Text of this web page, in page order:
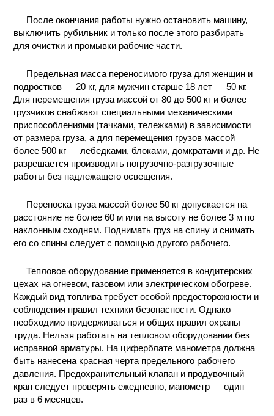
После окончания работы нужно остановить машину,
выключить рубильник и только после этого разбирать
для очистки и промывки рабочие части.
Предельная масса переносимого груза для женщин и
подростков — 20 кг, для мужчин старше 18 лет — 50 кг.
Для перемещения груза массой от 80 до 500 кг и более
грузчиков снабжают специальными механическими
приспособлениями (тачками, тележками) в зависимости
от размера груза, а для перемещения грузов массой
более 500 кг — лебедками, блоками, домкратами и др. Не
разрешается производить погрузочно-разгрузочные
работы без надлежащего освещения.
Переноска груза массой более 50 кг допускается на
расстояние не более 60 м или на высоту не более 3 м по
наклонным сходням. Поднимать груз на спину и снимать
его со спины следует с помощью другого рабочего.
Тепловое оборудование применяется в кондитерских
цехах на огневом, газовом или электрическом обогреве.
Каждый вид топлива требует особой предосторожности и
соблюдения правил техники безопасности. Однако
необходимо придерживаться и общих правил охраны
труда. Нельзя работать на тепловом оборудовании без
исправной арматуры. На циферблате манометра должна
быть нанесена красная черта предельного рабочего
давления. Предохранительный клапан и продувочный
кран следует проверять ежедневно, манометр — один
раз в 6 месяцев.